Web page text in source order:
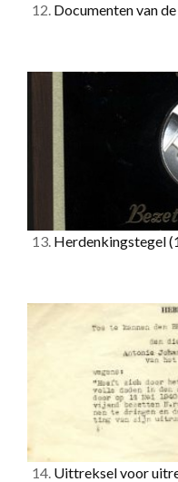
12. Documenten van
13. Herdenkingstegel
14. Uittreksel voor